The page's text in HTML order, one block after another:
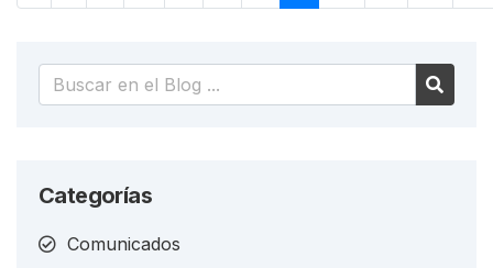
Categorías
Comunicados